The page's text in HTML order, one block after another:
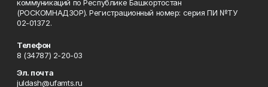
коммуникаций по Республике Башкортостан
(РОСКОМНАДЗОР). Регистрационный номер: серия ПИ №ТУ
02-01372.
Телефон
8 (34787) 2-20-03
Эл. почта
juldash@ufamts.ru